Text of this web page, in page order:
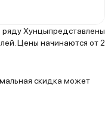
Хунцыпредставлены
Цены начинаются от 2
скидка может